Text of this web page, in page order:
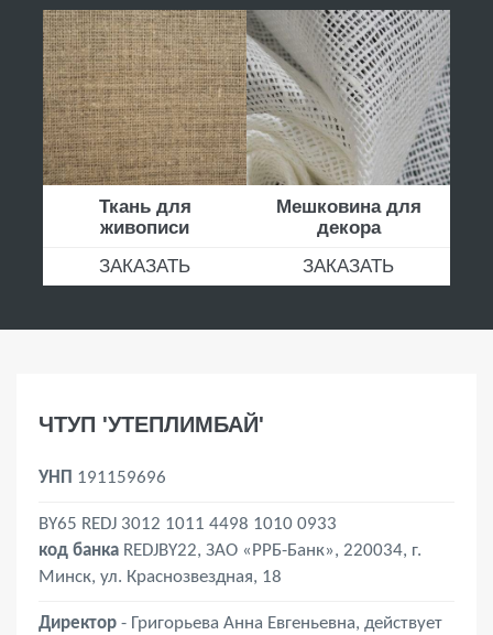
Ткань для
живописи
ЗАКАЗАТЬ
Мешковина для
декора
ЗАКАЗАТЬ
ЧТУП 'УТЕПЛИМБАЙ'
УНП 191159696
BY65 REDJ 3012 1011 4498 1010 0933
код банка REDJBY22, ЗАО «РРБ-Банк», 220034, г.
Минск, ул. Краснозвездная, 18
Директор - Григорьева Анна Евгеньевна, действует